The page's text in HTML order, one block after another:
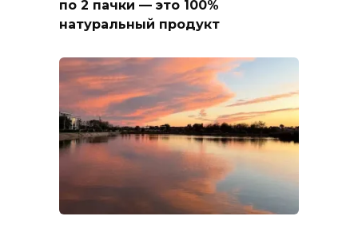
по 2 пачки — это 100%
натуральный продукт